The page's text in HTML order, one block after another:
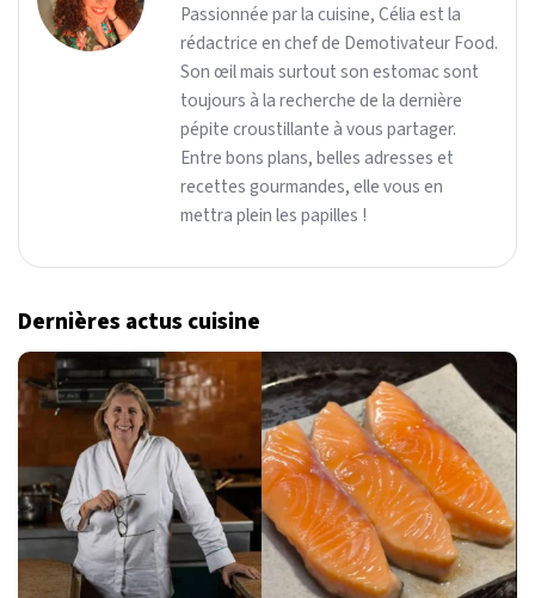
Passionnée par la cuisine, Célia est la
rédactrice en chef de Demotivateur Food.
Son œil mais surtout son estomac sont
toujours à la recherche de la dernière
pépite croustillante à vous partager.
Entre bons plans, belles adresses et
recettes gourmandes, elle vous en
mettra plein les papilles !
Dernières actus cuisine